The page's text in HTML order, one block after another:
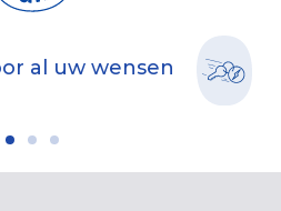
al uw wensen